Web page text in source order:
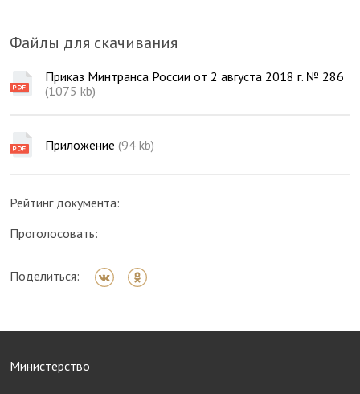
Файлы для скачивания
Приказ Минтранса России от 2 августа 2018 г. № 286
(1075 kb)
Приложение (94 kb)
Рейтинг документа:
Проголосовать:
Поделиться:
Министерство